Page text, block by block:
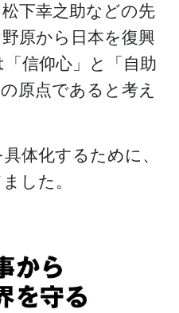
下幸之助などの先
原から日本を復興
信仰心」と「自助
原点であると考え
体化するために、
した。